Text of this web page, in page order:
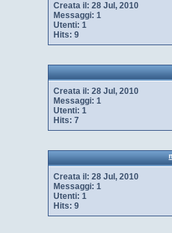
Creata il: 28 Jul, 2010
Messaggi: 1
Utenti: 1
Hits: 9
Creata il: 28 Jul, 2010
Messaggi: 1
Utenti: 1
Hits: 7
Creata il: 28 Jul, 2010
Messaggi: 1
Utenti: 1
Hits: 9